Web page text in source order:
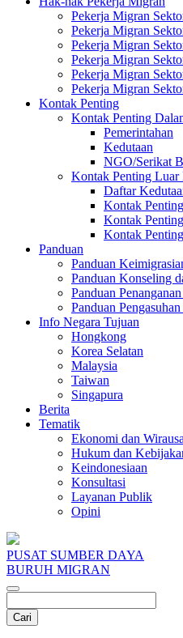
Pekerja Migran
Pekerja Migran
Pekerja Migran
Pekerja Migran
Pekerja Migran
Pekerja Migran
Kontak Penting
Kontak Penting
Pemerintahan
Kedutaan
NGO/Serikat
Kontak Penting Luar
Daftar
Kontak
Kontak
Kontak
Panduan
Panduan
Panduan Konseling
Panduan
Panduan
Info Negara Tujuan
Hongkong
Korea Selatan
Malaysia
Taiwan
Singapura
Berita
Tematik
Ekonomi dan
Hukum dan
Keindonesiaan
Konsultasi
Layanan Publik
Opini
PUSAT SUMBER DAYA
BURUH MIGRAN